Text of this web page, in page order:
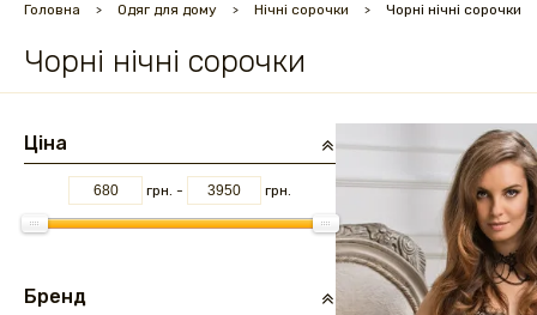
Головна Одяг для дому Нічні сорочки Чорні нічні сорочки
Чорні нічні сорочки
Ціна
грн. - грн.
Бренд